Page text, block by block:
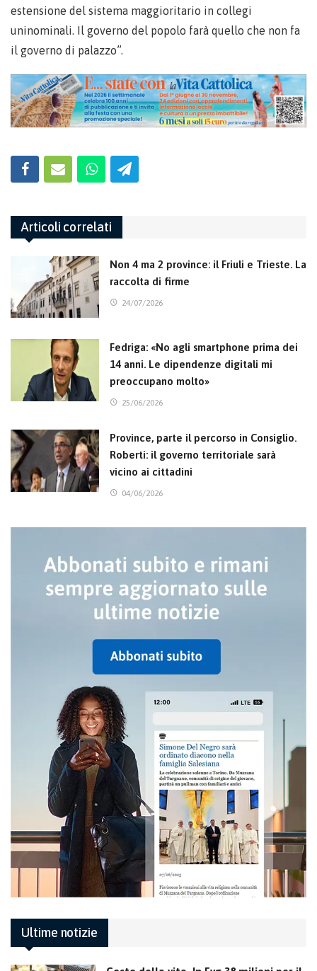
estensione del sistema maggioritario in collegi
uninominali. Il governo del popolo farà quello che non fa
il governo di palazzo”.
Articoli correlati
Non 4 ma 2 province: il Friuli e Trieste. La
raccolta di firme
24/07/2026
Fedriga: «No agli smartphone prima dei
14 anni. Le dipendenze digitali mi
preoccupano molto»
25/06/2026
Province, parte il percorso in Consiglio.
Roberti: il governo territoriale sarà
vicino ai cittadini
04/06/2026
Ultime notizie